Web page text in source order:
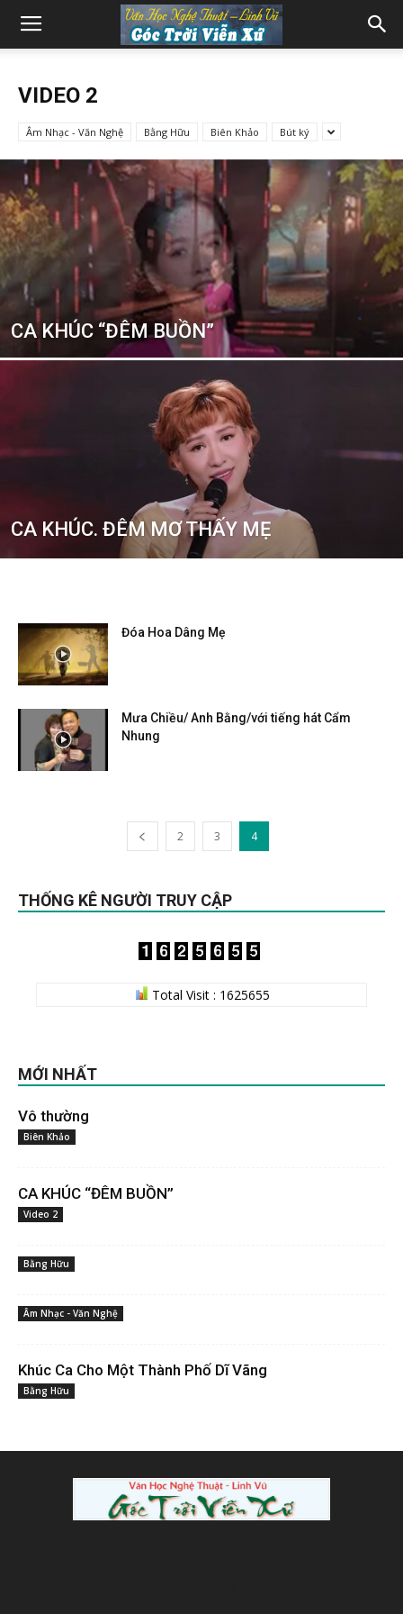
VIDEO 2
Âm Nhạc - Văn Nghệ Bằng Hữu Biên Khảo Bút ký
CA KHÚC “ĐÊM BUỒN”
CA KHÚC. ĐÊM MƠ THẤY MẸ
Đóa Hoa Dâng Mẹ
Mưa Chiều/ Anh Bằng/với tiếng hát Cẩm
Nhung
2 3 4
THỐNG KÊ NGƯỜI TRUY CẬP
Total Visit : 1625655
MỚI NHẤT
Vô thường
Biên Khảo
CA KHÚC “ĐÊM BUỒN”
Video 2
Bằng Hữu
Âm Nhạc - Văn Nghệ
Khúc Ca Cho Một Thành Phố Dĩ Vãng
Bằng Hữu